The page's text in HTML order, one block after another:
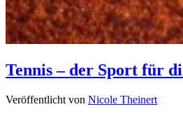
Tennis – der Sport für
Veröffentlicht von Nicole Theinert